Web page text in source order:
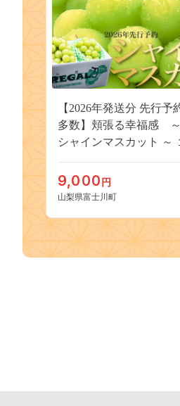
【2026年発送分 先行予
多数】頬張る幸福感 ～
シャインマスカット ～
物 くだもの シャイン
どう ブドウ 葡萄 大粒
九千円
9,000 円
山梨県富士川町